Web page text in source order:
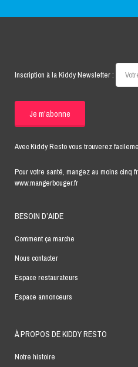
Inscription à la Kiddy Newsletter :
Avec Kiddy Resto vous trouverez
Pour votre santé, mangez au moins cinq
www.mangerbouger.fr
BESOIN D’AIDE
Comment ça marche
Nous contacter
Espace restaurateurs
Espace annonceurs
À PROPOS DE KIDDY RESTO
Notre histoire